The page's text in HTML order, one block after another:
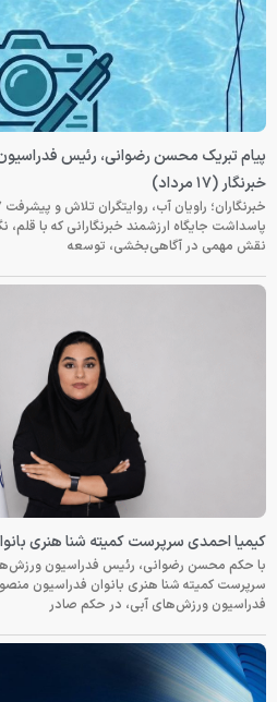
پیام تبریک محسن رضوانی، رئیس
خبرنگار (۱۷ مرداد)
پاسداشت جایگاه ارزشمند خبرنگارانی که با
نقش مهمی در آگاهی‌بخشی، توسعه
کیمیا احمدی سرپرست کمیته شنا هنری
با حکم محسن رضوانی، رئیس فدراسیون
سرپرست کمیته شنا هنری بانوان فدراسیون
فدراسیون ورزش‌های آبی، در حکم صادر